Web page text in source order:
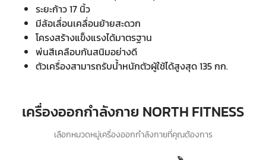
ระยะก้าว 17 นิ้ว
มีล้อเลื่อนเคลื่อนย้ายสะดวก
โครงสร้างแข็งแรงได้มาตรฐาน
พ่นสีเคลือบกันสนิมอย่างดี
ตัวเครื่องสามารถรับน้ำหนักตัวผู้ใช้ได้สูงสุด 135 กก.
เลือกหมวดหมู่เครื่องออกกำลังกายที่คุณต้องการ
เครื่องออกกำลังกาย NORTH FITNESS